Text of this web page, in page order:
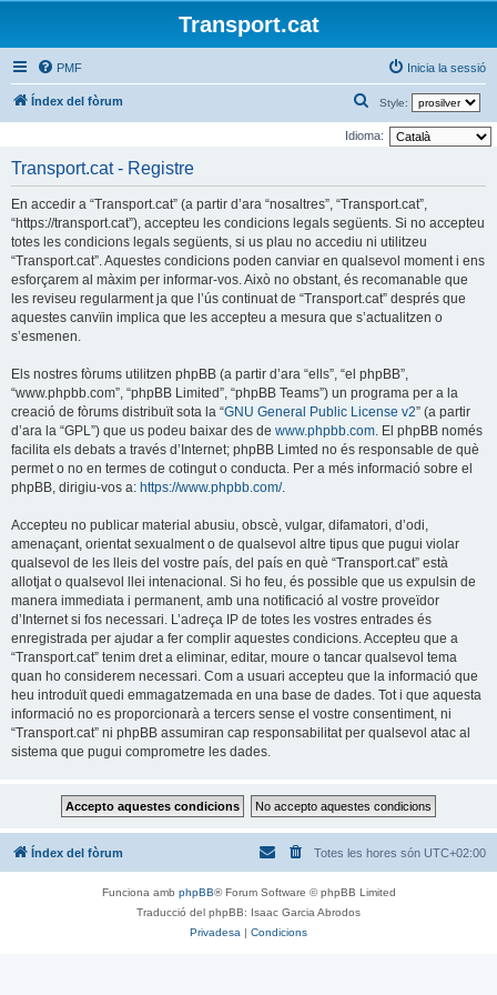
Transport.cat
PMF Inicia la sessió
Índex del fòrum Style:
e
a
Idioma:
Transport.cat - Registre
En accedir a “Transport.cat” (a partir d’ara “nosaltres”, “Transport.cat”,
“https://transport.cat”), accepteu les condicions legals següents. Si no accepteu
totes les condicions legals següents, si us plau no accediu ni utilitzeu
“Transport.cat”. Aquestes condicions poden canviar en qualsevol moment i ens
esforçarem al màxim per informar-vos. Això no obstant, és recomanable que
les reviseu regularment ja que l’ús continuat de “Transport.cat” després que
aquestes canvïin implica que les accepteu a mesura que s’actualitzen o
s’esmenen.
Els nostres fòrums utilitzen phpBB (a partir d’ara “ells”, “el phpBB”,
“www.phpbb.com”, “phpBB Limited”, “phpBB Teams”) un programa per a la
creació de fòrums distribuït sota la “GNU General Public License v2” (a partir
d’ara la “GPL”) que us podeu baixar des de www.phpbb.com . El phpBB només
facilita els debats a través d’Internet; phpBB Limted no és responsable de què
permet o no en termes de cotingut o conducta. Per a més informació sobre el
phpBB, dirigiu-vos a: https://www.phpbb.com/.
Accepteu no publicar material abusiu, obscè, vulgar, difamatori, d’odi,
amenaçant, orientat sexualment o de qualsevol altre tipus que pugui violar
qualsevol de les lleis del vostre país, del país en què “Transport.cat” està
allotjat o qualsevol llei intenacional. Si ho feu, és possible que us expulsin de
manera immediata i permanent, amb una notificació al vostre proveïdor
d’Internet si fos necessari. L’adreça IP de totes les vostres entrades és
enregistrada per ajudar a fer complir aquestes condicions. Accepteu que a
“Transport.cat” tenim dret a eliminar, editar, moure o tancar qualsevol tema
quan ho considerem necessari. Com a usuari accepteu que la informació que
heu introduït quedi emmagatzemada en una base de dades. Tot i que aquesta
informació no es proporcionarà a tercers sense el vostre consentiment, ni
“Transport.cat” ni phpBB assumiran cap responsabilitat per qualsevol atac al
sistema que pugui comprometre les dades.
Índex del fòrum Totes les hores són UTC+02:00
Funciona amb phpBB® Forum Software © phpBB Limited
Traducció del phpBB: Isaac Garcia Abrodos
Privadesa | Condicions